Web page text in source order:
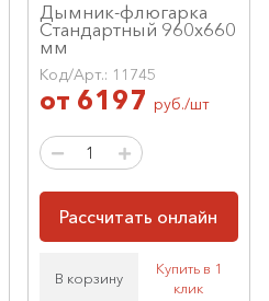
Дымник-флюгарка
Стандартный 960х660
мм
Код/Арт.: 11745
от 6197 руб./шт
Рассчитать онлайн
В корзину
Купить в 1
клик